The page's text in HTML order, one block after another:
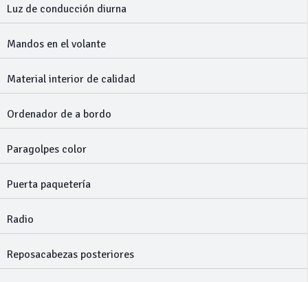
Luz de conducción diurna
Mandos en el volante
Material interior de calidad
Ordenador de a bordo
Paragolpes color
Puerta paquetería
Radio
Reposacabezas posteriores